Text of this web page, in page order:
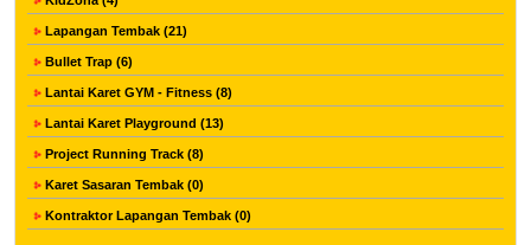
Lapangan Tembak (21)
Bullet Trap (6)
Lantai Karet GYM - Fitness (8)
Lantai Karet Playground (13)
Project Running Track (8)
Karet Sasaran Tembak (0)
Kontraktor Lapangan Tembak (0)